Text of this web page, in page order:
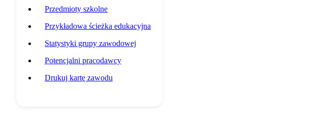
Przedmioty szkolne
Przykładowa ścieżka edukacyjna
Statystyki grupy zawodowej
Potencjalni pracodawcy
Drukuj kartę zawodu